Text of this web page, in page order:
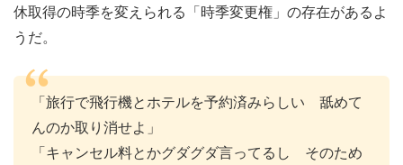
休取得の時季を変えられる「時季変更権」の存在があるよ
うだ。
「旅行で飛行機とホテルを予約済みらしい 舐めて
んのか取り消せよ」
「キャンセル料とかグダグダ言ってるし そのため